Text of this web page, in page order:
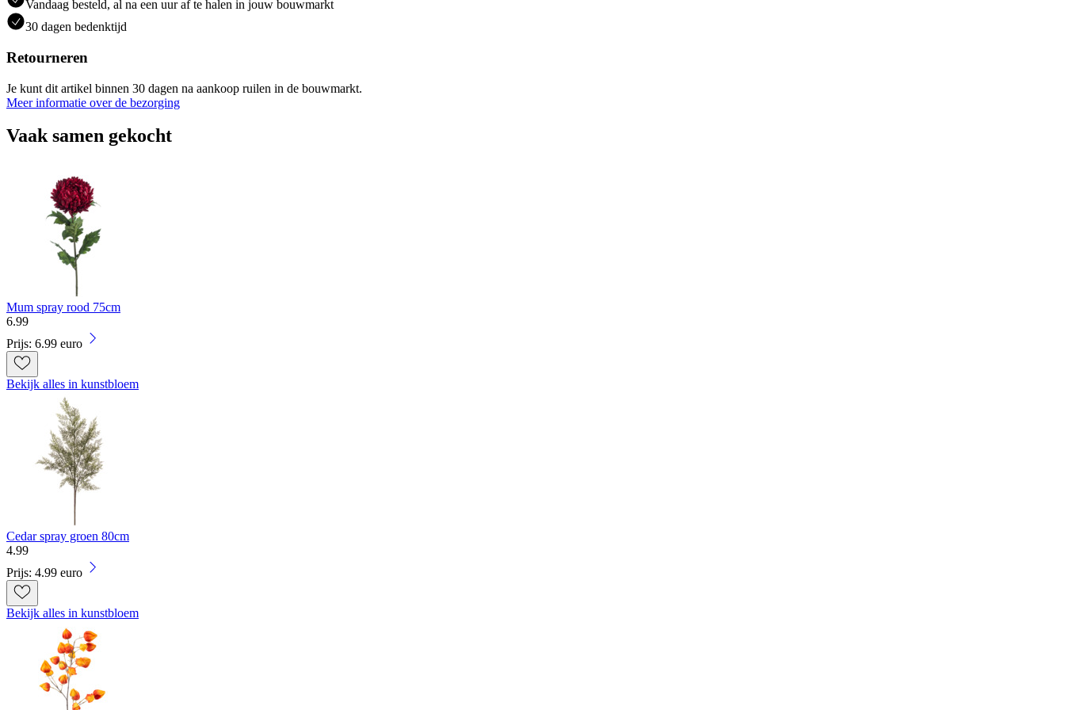
Vandaag besteld, al na een uur af te halen in jouw bouwmarkt
30 dagen bedenktijd
Retourneren
Je kunt dit artikel binnen 30 dagen na aankoop ruilen in de bouwmarkt.
Meer informatie over de bezorging
Vaak samen gekocht
Mum spray rood 75cm
6.99
Prijs: 6.99 euro
Bekijk alles in kunstbloem
Cedar spray groen 80cm
4.99
Prijs: 4.99 euro
Bekijk alles in kunstbloem